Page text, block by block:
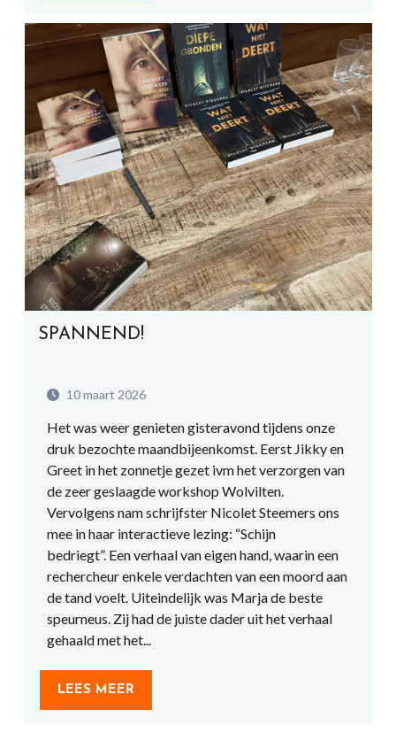
SPANNEND!
10 maart 2026
Het was weer genieten gisteravond tijdens onze
druk bezochte maandbijeenkomst. Eerst Jikky en
Greet in het zonnetje gezet ivm het verzorgen van
de zeer geslaagde workshop Wolvilten.
Vervolgens nam schrijfster Nicolet Steemers ons
mee in haar interactieve lezing: “Schijn
bedriegt”. Een verhaal van eigen hand, waarin een
rechercheur enkele verdachten van een moord aan
de tand voelt. Uiteindelijk was Marja de beste
speurneus. Zij had de juiste dader uit het verhaal
gehaald met het...
LEES MEER